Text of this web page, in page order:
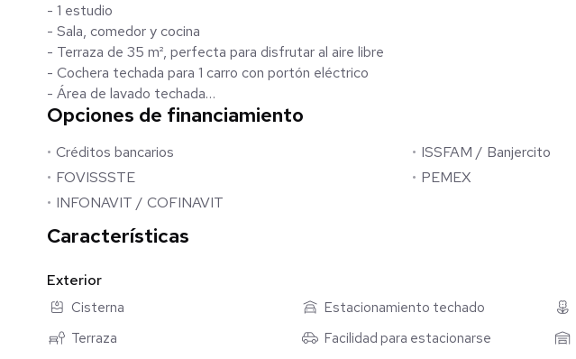
- 1 estudio
- Sala, comedor y cocina
- Terraza de 35 m², perfecta para disfrutar al aire libre
- Cochera techada para 1 carro con portón eléctrico
- Área de lavado techada
- Patio amplio con área de asador
- 5 aires acondicionados para un confort óptimo
- 2 tinacos de 1,100 lts. y cisterna de 1,200 lts. para un suministro de agua constante
Opciones de financiamiento
Créditos bancarios
FOVISSSTE
INFONAVIT / COFINAVIT
ISSFAM / Banjercito
PEMEX
Características
Exterior
Cisterna Estacionamiento techado
Terraza
Facilidad para estacionarse